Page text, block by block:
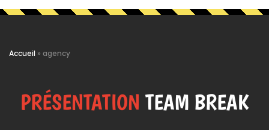
Accueil » agency
PRÉSENTATION TEAM BREAK